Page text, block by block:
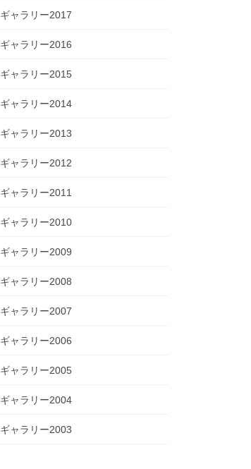
ャラリー2017
ャラリー2016
ャラリー2015
ャラリー2014
ャラリー2013
ャラリー2012
ャラリー2011
ャラリー2010
ャラリー2009
ャラリー2008
ャラリー2007
ャラリー2006
ャラリー2005
ャラリー2004
ャラリー2003